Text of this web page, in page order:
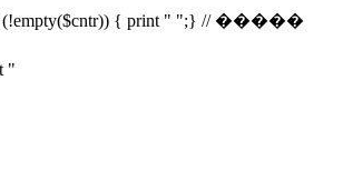
(!empty($cntr)) { print " ";} // �����
"